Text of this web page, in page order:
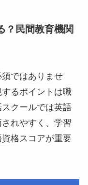
？民間教育機関
ではありませ
るポイントは職
クールでは英語
れやすく、学習
格スコアが重要